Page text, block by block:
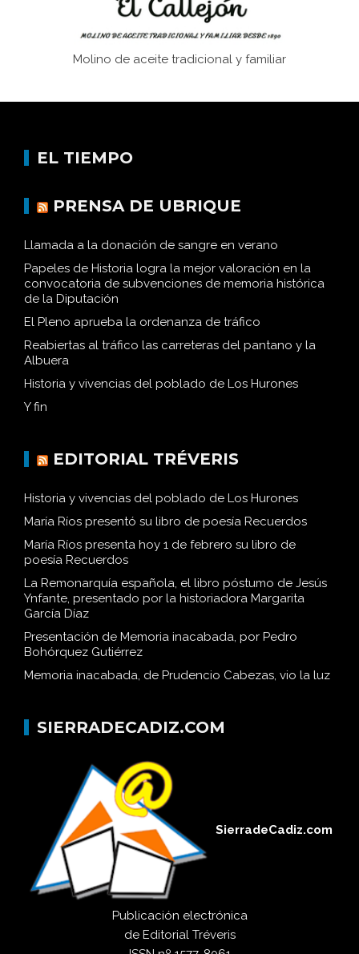
Molino de aceite tradicional y familiar
EL TIEMPO
PRENSA DE UBRIQUE
Llamada a la donación de sangre en verano
Papeles de Historia logra la mejor valoración en la
convocatoria de subvenciones de memoria histórica
de la Diputación
El Pleno aprueba la ordenanza de tráfico
Reabiertas al tráfico las carreteras del pantano y la
Albuera
Historia y vivencias del poblado de Los Hurones
Y fin
EDITORIAL TRÉVERIS
Historia y vivencias del poblado de Los Hurones
María Ríos presentó su libro de poesía Recuerdos
María Ríos presenta hoy 1 de febrero su libro de
poesía Recuerdos
La Remonarquía española, el libro póstumo de Jesús
Ynfante, presentado por la historiadora Margarita
García Díaz
Presentación de Memoria inacabada, por Pedro
Bohórquez Gutiérrez
Memoria inacabada, de Prudencio Cabezas, vio la luz
SIERRADECADIZ.COM
SierradeCadiz.com
Publicación electrónica
de Editorial Tréveris